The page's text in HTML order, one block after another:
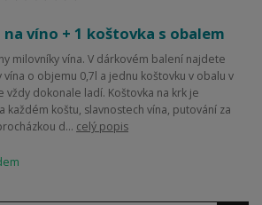
víno + 1 koštovka s obalem
milovníky vína. V dárkovém balení najdete
o objemu 0,7l a jednu koštovku v obalu v
vždy dokonale ladí. Koštovka na krk je
každém koštu, slavnostech vína, putování za
d... celý popis